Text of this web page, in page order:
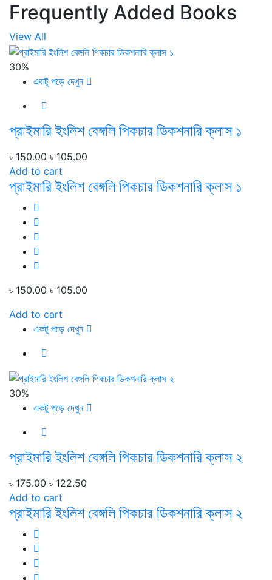
Frequently Added Books
View All
30%
একটু পড়ে দেখুন
প্রাইমারি ইংলিশ বেঙ্গলি পিকচার ডিকশনারি ক্লাস ১
৳ 150.00 ৳ 105.00
Add to cart
প্রাইমারি ইংলিশ বেঙ্গলি পিকচার ডিকশনারি ক্লাস ১
৳ 150.00 ৳ 105.00
Add to cart
একটু পড়ে দেখুন
30%
একটু পড়ে দেখুন
প্রাইমারি ইংলিশ বেঙ্গলি পিকচার ডিকশনারি ক্লাস ২
৳ 175.00 ৳ 122.50
Add to cart
প্রাইমারি ইংলিশ বেঙ্গলি পিকচার ডিকশনারি ক্লাস ২